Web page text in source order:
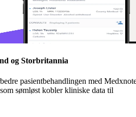
og Storbritannia
pasientbehandlingen med
sømløst kobler kliniske data til